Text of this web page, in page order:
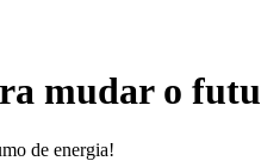
mudar o
de energia!